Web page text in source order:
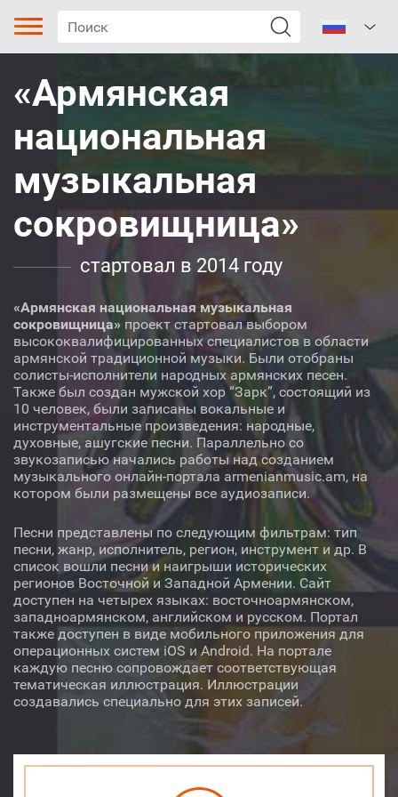
Тип песни
Регион
Бутания
Автор
Исполнитель
Аудио Видео О нас
Библиотека Лицензия
«Армянская
национальная
музыкальная
сокровищница»
стартовал в 2014 году
«Армянская национальная музыкальная
сокровищница» проект стартовал выбором
высококвалифицированных специалистов в области
армянской традиционной музыки. Были отобраны
солисты-исполнители народных армянских песен.
Также был создан мужской хор “Зарк”, состоящий из
10 человек, были записаны вокальные и
инструментальные произведения: народные,
духовные, ашугские песни. Параллельно со
звукозаписью начались работы над созданием
музыкального онлайн-портала armenianmusic.am, на
котором были размещены все аудиозаписи.
Песни представлены по следующим фильтрам: тип
песни, жанр, исполнитель, регион, инструмент и др. В
список вошли песни и наигрыши исторических
регионов Восточной и Западной Армении. Сайт
доступен на четырех языках: восточноармянском,
западноармянском, английском и русском. Портал
также доступен в виде мобильного приложения для
операционных систем iOS и Android. На портале
каждую песню сопровождает соответствующая
тематическая иллюстрация. Иллюстрации
создавались специально для этих записей.